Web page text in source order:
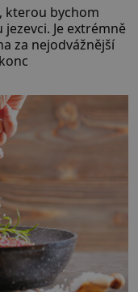
kterou bychom
Je extrémně
za nejodvážnější